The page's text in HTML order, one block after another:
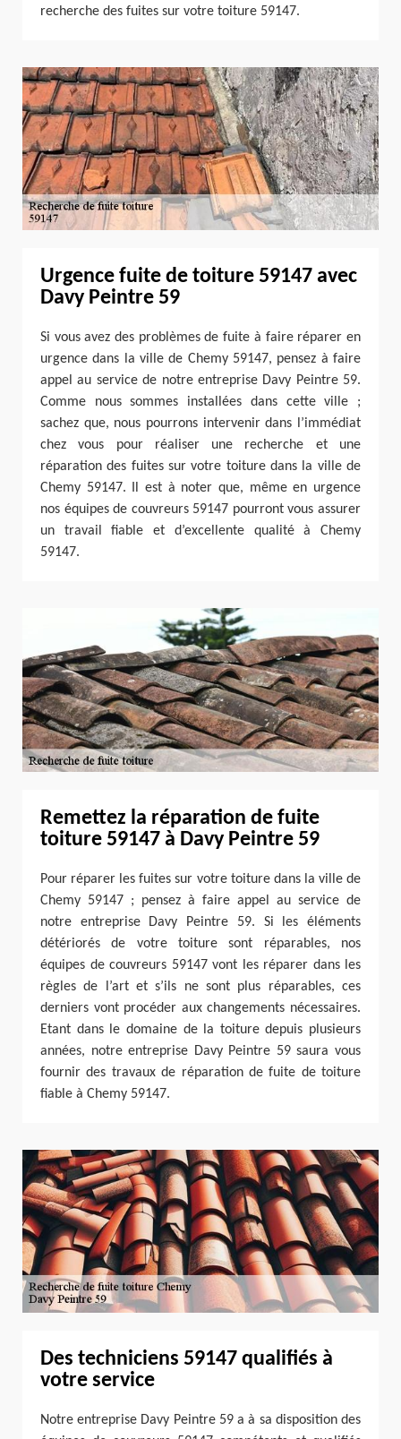
recherche des fuites sur votre toiture 59147.
Urgence fuite de toiture 59147 avec
Davy Peintre 59
Si vous avez des problèmes de fuite à faire réparer en
urgence dans la ville de Chemy 59147, pensez à faire
appel au service de notre entreprise Davy Peintre 59.
Comme nous sommes installées dans cette ville ;
sachez que, nous pourrons intervenir dans l’immédiat
chez vous pour réaliser une recherche et une
réparation des fuites sur votre toiture dans la ville de
Chemy 59147. Il est à noter que, même en urgence
nos équipes de couvreurs 59147 pourront vous assurer
un travail fiable et d’excellente qualité à Chemy
59147.
Remettez la réparation de fuite
toiture 59147 à Davy Peintre 59
Pour réparer les fuites sur votre toiture dans la ville de
Chemy 59147 ; pensez à faire appel au service de
notre entreprise Davy Peintre 59. Si les éléments
détériorés de votre toiture sont réparables, nos
équipes de couvreurs 59147 vont les réparer dans les
règles de l’art et s’ils ne sont plus réparables, ces
derniers vont procéder aux changements nécessaires.
Etant dans le domaine de la toiture depuis plusieurs
années, notre entreprise Davy Peintre 59 saura vous
fournir des travaux de réparation de fuite de toiture
fiable à Chemy 59147.
Des techniciens 59147 qualifiés à
votre service
Notre entreprise Davy Peintre 59 a à sa disposition des